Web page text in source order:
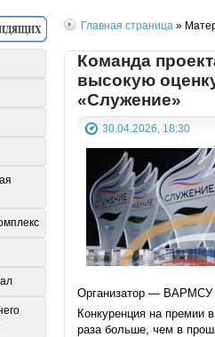
Главная страница »
Команда
высокую
«Служение»
30.04.2026, 18:30
Организатор — ВАРМСУ
Конкуренция на премии
раза больше, чем в